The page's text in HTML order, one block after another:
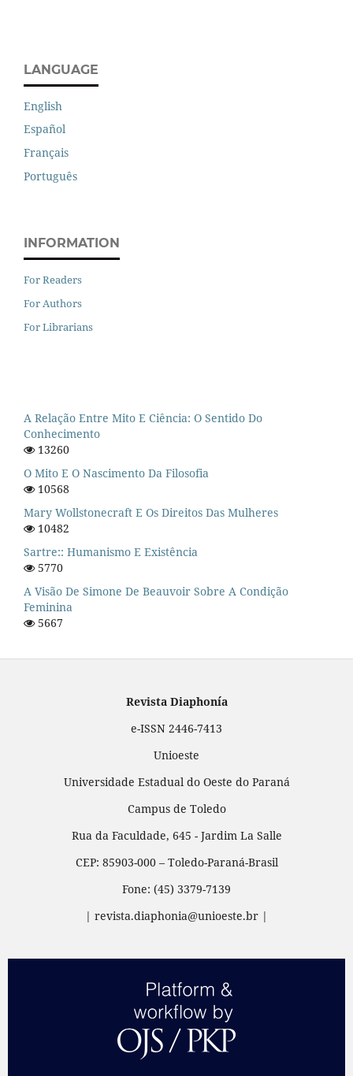
LANGUAGE
English
Español
Français
Português
INFORMATION
For Readers
For Authors
For Librarians
A Relação Entre Mito E Ciência: O Sentido Do
Conhecimento
13260
O Mito E O Nascimento Da Filosofia
10568
Mary Wollstonecraft E Os Direitos Das Mulheres
10482
Sartre:: Humanismo E Existência
5770
A Visão De Simone De Beauvoir Sobre A Condição
Feminina
5667
Revista Diaphonía
e-ISSN 2446-7413
Unioeste
Universidade Estadual do Oeste do Paraná
Campus de Toledo
Rua da Faculdade, 645 - Jardim La Salle
CEP: 85903-000 – Toledo-Paraná-Brasil
Fone: (45) 3379-7139
| revista.diaphonia@unioeste.br |